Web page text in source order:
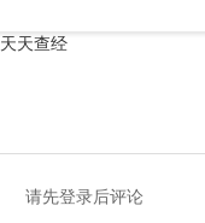
天天查经